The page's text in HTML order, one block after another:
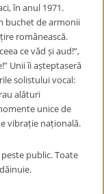
în anul 1971.
buchet de armonii
românească.
ce văd și aud!”,
Unii îi așteptaseră
solistului vocal:
alături
unice de
vibrație națională.
public. Toate